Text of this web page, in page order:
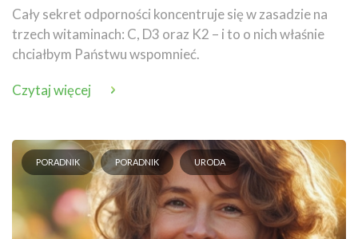
Cały sekret odporności koncentruje się w zasadzie na
trzech witaminach: C, D3 oraz K2 – i to o nich właśnie
chciałbym Państwu wspomnieć.
Czytaj więcej
PORADNIK PORADNIK URODA